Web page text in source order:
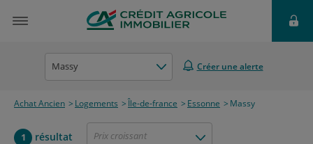
Massy Créer une alerte
Achat Ancien Logements Île-de-france Essonne Massy
1 résultat Prix croissant